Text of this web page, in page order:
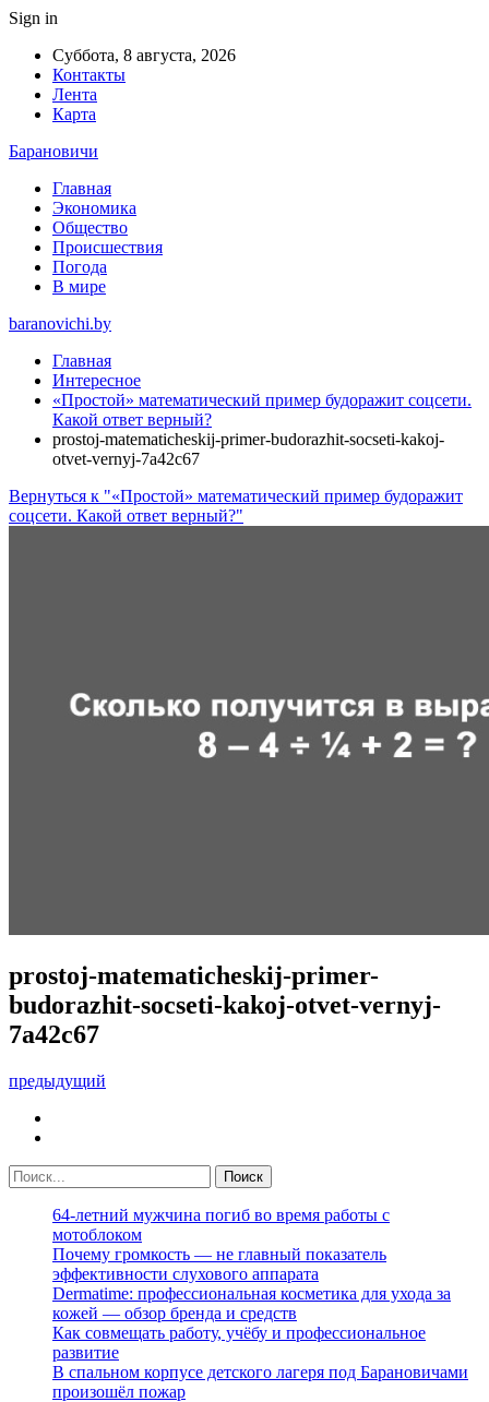
Sign in
Суббота, 8 августа, 2026
Контакты
Лента
Карта
Барановичи
Главная
Экономика
Общество
Происшествия
Погода
В мире
baranovichi.by
Главная
Интересное
«Простой» математический пример будоражит соцсети.
Какой ответ верный?
prostoj-matematicheskij-primer-budorazhit-socseti-kakoj-
otvet-vernyj-7a42c67
Вернуться к "«Простой» математический пример будоражит
соцсети. Какой ответ верный?"
prostoj-matematicheskij-primer-
budorazhit-socseti-kakoj-otvet-vernyj-
7a42c67
предыдущий
64-летний мужчина погиб во время работы с
мотоблоком
Почему громкость — не главный показатель
эффективности слухового аппарата
Dermatime: профессиональная косметика для ухода за
кожей — обзор бренда и средств
Как совмещать работу, учёбу и профессиональное
развитие
В спальном корпусе детского лагеря под Барановичами
произошёл пожар